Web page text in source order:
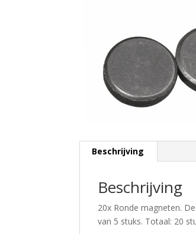
Beschrijving
Beschrijving
20x Ronde magneten.
van 5 stuks. Totaal: 20